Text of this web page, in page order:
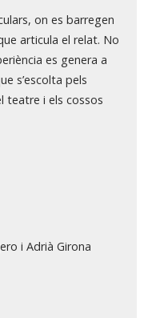
on es barregen
articula el relat. No
es genera a
s’escolta pels
teatre i els cossos
i Adrià Girona